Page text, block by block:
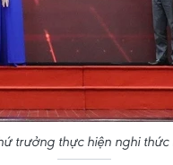
trưởng thực hiện nghi